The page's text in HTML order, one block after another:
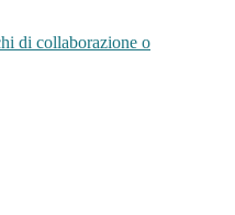
di collaborazione o